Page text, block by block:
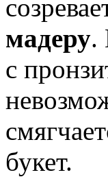
мадеру.
с
букет.